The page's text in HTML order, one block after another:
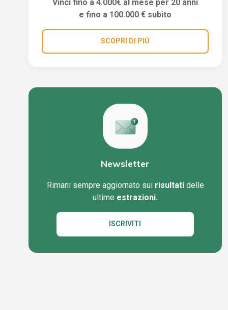
Vinci fino a 4.000€ al mese per 20 anni
e fino a 100.000 € subito
SCOPRI DI PIÚ
Newsletter
Rimani sempre aggiornato sui risultatidelle
ultime estrazioni.
ISCRIVITI